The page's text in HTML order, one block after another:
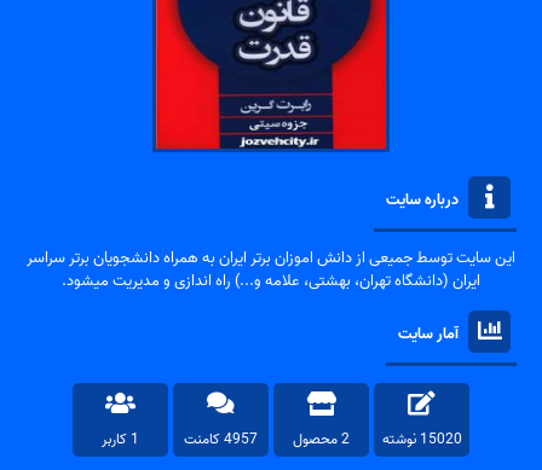
درباره سایت
این سایت توسط جمیعی از دانش اموزان برتر ایران به همراه دانشجویان برتر سراسر
ایران (دانشگاه تهران، بهشتی، علامه و...) راه اندازی و مدیریت میشود.
آمار سایت
15020 نوشته 2 محصول 4957 کامنت 1 کاربر